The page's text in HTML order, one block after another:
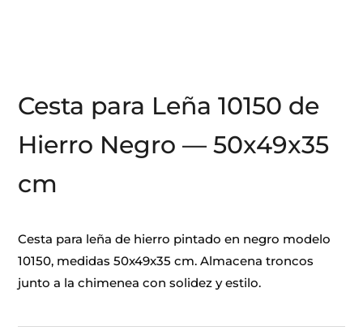
Cesta para Leña 10150 de
Hierro Negro — 50x49x35
cm
Cesta para leña de hierro pintado en negro modelo
10150, medidas 50x49x35 cm. Almacena troncos
junto a la chimenea con solidez y estilo.